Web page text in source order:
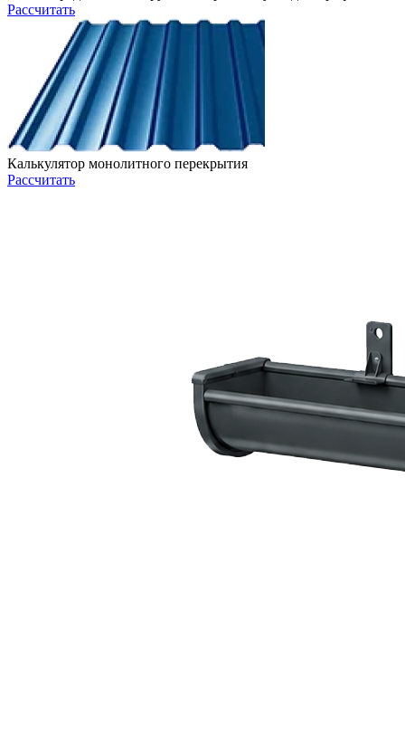
Рассчитать
Калькулятор монолитного перекрытия
Рассчитать